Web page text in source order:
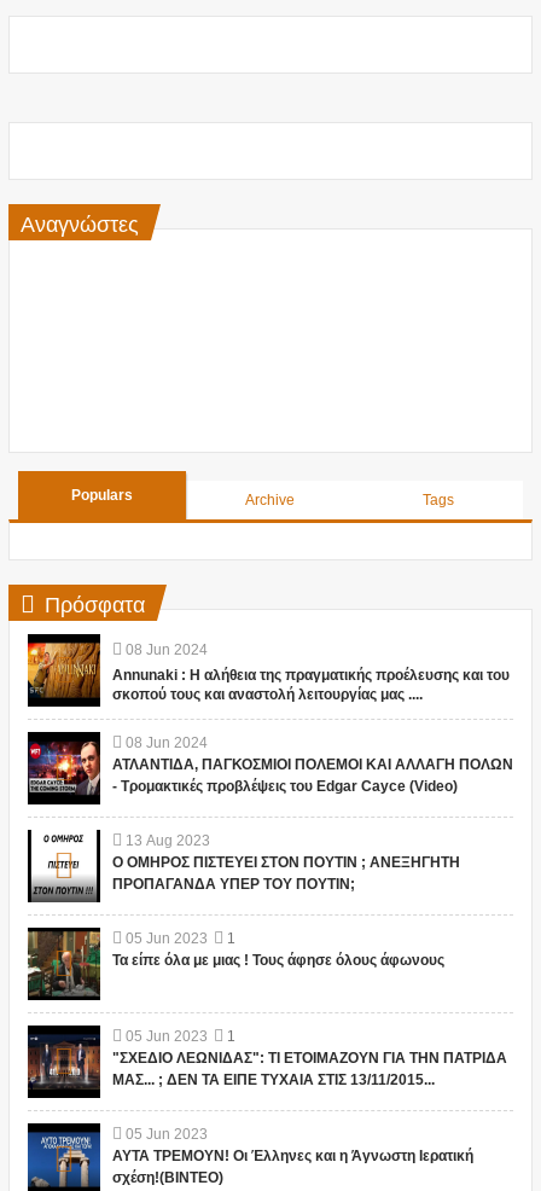
Αναγνώστες
Populars Archive Tags
Πρόσφατα
08 Jun 2024
Annunaki : Η αλήθεια της πραγματικής προέλευσης και του
σκοπού τους και αναστολή λειτουργίας μας ....
08 Jun 2024
ΑΤΛΑΝΤΙΔΑ, ΠΑΓΚΟΣΜΙΟΙ ΠΟΛΕΜΟΙ ΚΑΙ ΑΛΛΑΓΗ ΠΟΛΩΝ
- Τρομακτικές προβλέψεις του Edgar Cayce (Video)
13 Aug 2023
Ο ΟΜΗΡΟΣ ΠΙΣΤΕΥΕΙ ΣΤΟΝ ΠΟΥΤΙΝ ; ΑΝΕΞΗΓΗΤΗ
ΠΡΟΠΑΓΑΝΔΑ ΥΠΕΡ ΤΟΥ ΠΟΥΤΙΝ;
05 Jun 2023
1
Τα είπε όλα με μιας ! Τους άφησε όλους άφωνους
05 Jun 2023
1
"ΣΧΕΔΙΟ ΛΕΩΝΙΔΑΣ": ΤΙ ΕΤΟΙΜΑΖΟΥΝ ΓΙΑ ΤΗΝ ΠΑΤΡΙΔΑ
ΜΑΣ... ; ΔΕΝ ΤΑ ΕΙΠΕ ΤΥΧΑΙΑ ΣΤΙΣ 13/11/2015...
05 Jun 2023
ΑΥΤΑ ΤΡΕΜΟΥΝ! Οι Έλληνες και η Άγνωστη Ιερατική
σχέση!(ΒΙΝΤΕΟ)